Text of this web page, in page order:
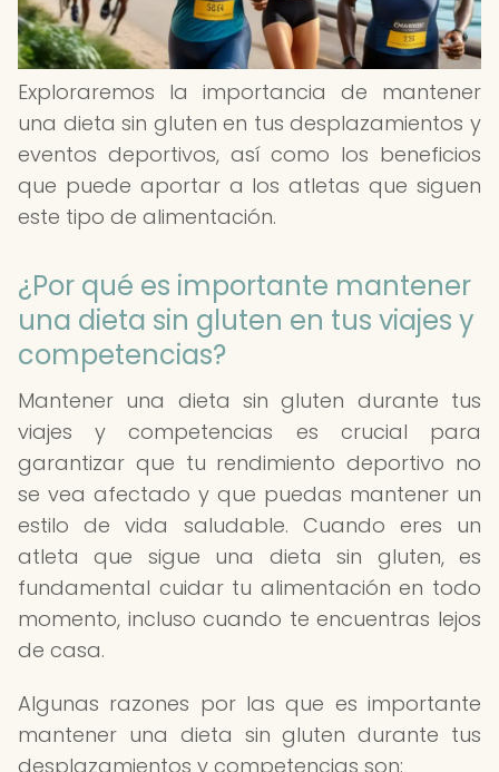
Exploraremos la importancia de mantener
una dieta sin gluten en tus desplazamientos y
eventos deportivos, así como los beneficios
que puede aportar a los atletas que siguen
este tipo de alimentación.
¿Por qué es importante mantener
una dieta sin gluten en tus viajes y
competencias?
Mantener una dieta sin gluten durante tus
viajes y competencias es crucial para
garantizar que tu rendimiento deportivo no
se vea afectado y que puedas mantener un
estilo de vida saludable. Cuando eres un
atleta que sigue una dieta sin gluten, es
fundamental cuidar tu alimentación en todo
momento, incluso cuando te encuentras lejos
de casa.
Algunas razones por las que es importante
mantener una dieta sin gluten durante tus
desplazamientos y competencias son: